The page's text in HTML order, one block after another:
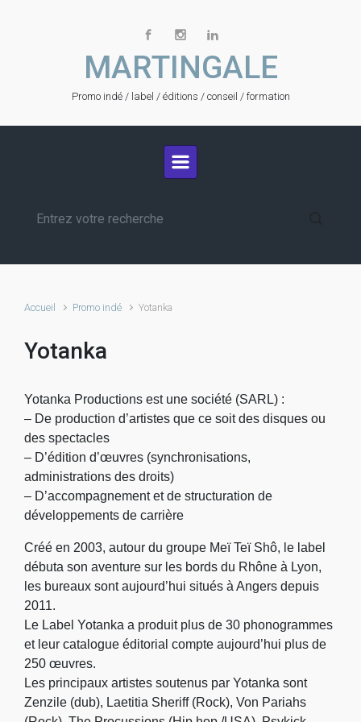
MARTINGALE
Promo indé / label / éditions / conseil / formation
Accueil Promo indé Yotanka
Yotanka
Yotanka Productions est une société (SARL) :
– De production d’artistes que ce soit des disques ou
des spectacles
– D’édition d’œuvres (synchronisations,
administrations des droits)
– D’accompagnement et de structuration de
développements de carrière
Créé en 2003, autour du groupe Meï Teï Shô, le label
débuta son aventure sur les bords du Rhône à Lyon,
les bureaux sont aujourd’hui situés à Angers depuis
2011.
Le Label Yotanka a produit plus de 30 phonogrammes
et leur catalogue éditorial compte aujourd’hui plus de
250 œuvres.
Les principaux artistes soutenus par Yotanka sont
Zenzile (dub), Laetitia Sheriff (Rock), Von Pariahs